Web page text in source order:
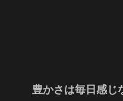
豊かさは毎日感じ